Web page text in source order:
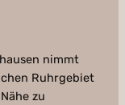
nimmt
Ruhrgebiet
zu